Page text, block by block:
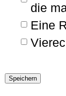
die
Eine